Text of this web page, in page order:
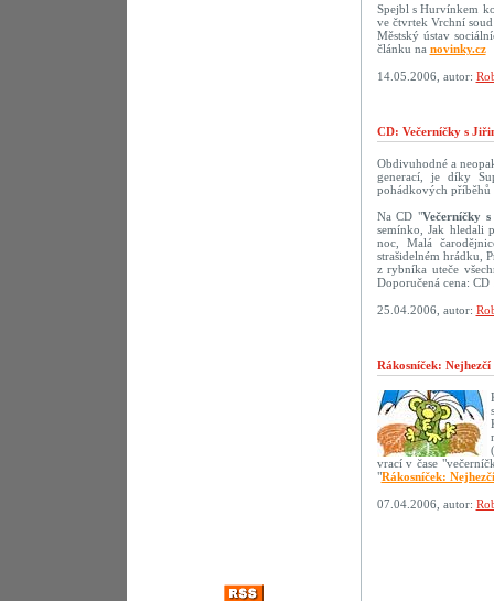
Spejbl s Hurvínkem
ve čtvrtek Vrchní
Městský ústav
článku na novinky.cz
14.05.2006, autor:
CD: Večerníčky s
Obdivuhodné a
generací, je díky
pohádkových příběhů
Na CD "Večerníčky
semínko, Jak hledali
noc, Malá
strašidelném hrádku,
z rybníka uteče
Doporučená cena:
25.04.2006, autor:
Rákosníček:
vrací v čase
"Rákosníček:
07.04.2006, autor: